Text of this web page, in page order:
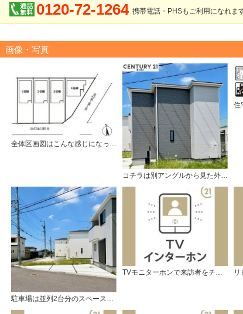
0120-72-1264 携帯電話・PHSもご利用になれます
画像・写真
全体区画図はこんな感じになっています。
コチラは別アングルから見た外観写真です。
駐車場は並列2台分のスペースがあります。
TVモニターホンで来訪者をチェック。